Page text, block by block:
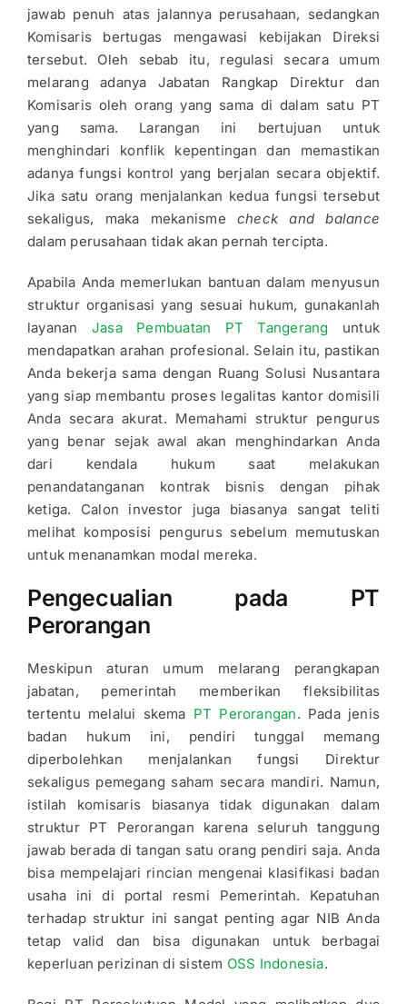
jawab penuh atas jalannya perusahaan, sedangkan
Komisaris bertugas mengawasi kebijakan Direksi
tersebut. Oleh sebab itu, regulasi secara umum
melarang adanya Jabatan Rangkap Direktur dan
Komisaris oleh orang yang sama di dalam satu PT
yang sama. Larangan ini bertujuan untuk
menghindari konflik kepentingan dan memastikan
adanya fungsi kontrol yang berjalan secara objektif.
Jika satu orang menjalankan kedua fungsi tersebut
sekaligus, maka mekanismecheck and balance
dalam perusahaan tidak akan pernah tercipta.
Apabila Anda memerlukan bantuan dalam menyusun
struktur organisasi yang sesuai hukum, gunakanlah
layanan Jasa Pembuatan PT Tangerang untuk
mendapatkan arahan profesional. Selain itu, pastikan
Anda bekerja sama dengan Ruang Solusi Nusantara
yang siap membantu proses legalitas kantor domisili
Anda secara akurat. Memahami struktur pengurus
yang benar sejak awal akan menghindarkan Anda
dari kendala hukum saat melakukan
penandatanganan kontrak bisnis dengan pihak
ketiga. Calon investor juga biasanya sangat teliti
melihat komposisi pengurus sebelum memutuskan
untuk menanamkan modal mereka.
Pengecualian pada PT
Perorangan
Meskipun aturan umum melarang perangkapan
jabatan, pemerintah memberikan fleksibilitas
tertentu melalui skema PT Perorangan. Pada jenis
badan hukum ini, pendiri tunggal memang
diperbolehkan menjalankan fungsi Direktur
sekaligus pemegang saham secara mandiri. Namun,
istilah komisaris biasanya tidak digunakan dalam
struktur PT Perorangan karena seluruh tanggung
jawab berada di tangan satu orang pendiri saja. Anda
bisa mempelajari rincian mengenai klasifikasi badan
usaha ini di portal resmi Pemerintah. Kepatuhan
terhadap struktur ini sangat penting agar NIB Anda
tetap valid dan bisa digunakan untuk berbagai
keperluan perizinan di sistem OSS Indonesia.